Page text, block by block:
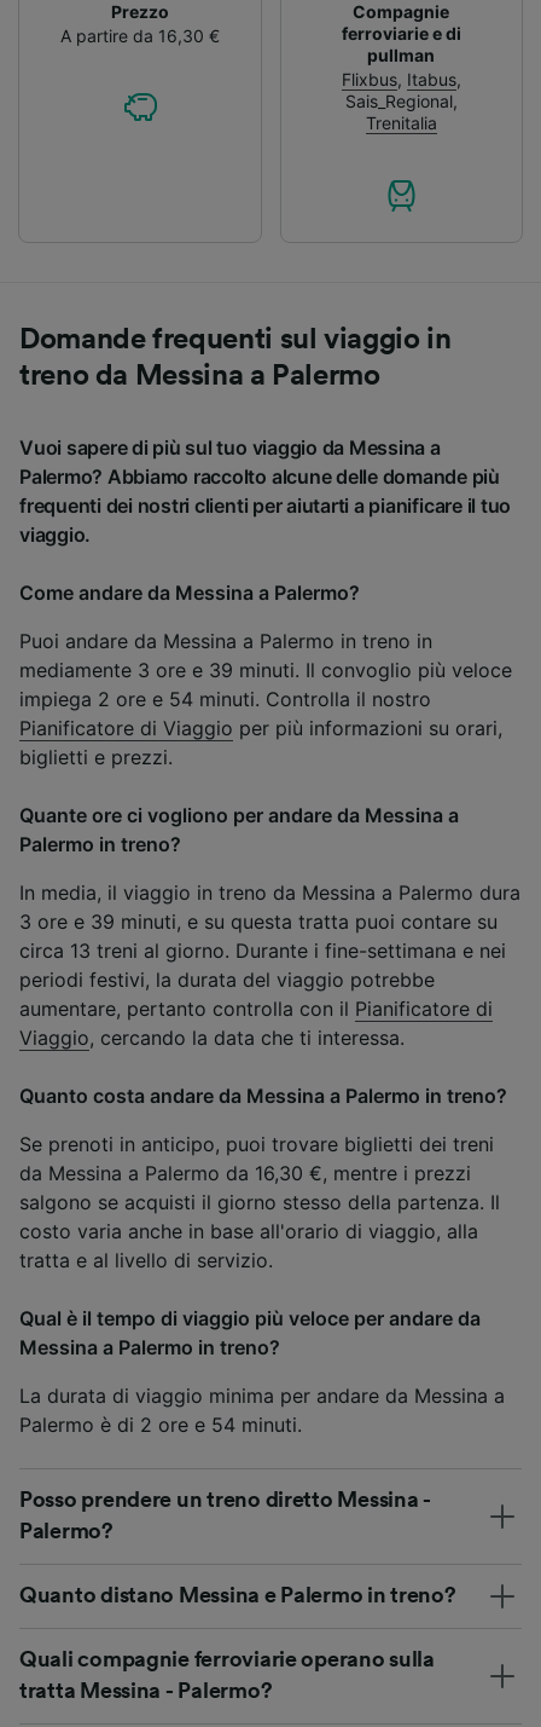
Prezzo
A partire da 16,30 €
Compagnie
ferroviarie e di
pullman
Flixbus, Itabus,
Sais_Regional,
Trenitalia
Domande frequenti sul viaggio in
treno da Messina a Palermo
Vuoi sapere di più sul tuo viaggio da Messina a
Palermo? Abbiamo raccolto alcune delle domande più
frequenti dei nostri clienti per aiutarti a pianificare il tuo
viaggio.
Come andare da Messina a Palermo?
Puoi andare da Messina a Palermo in treno in
mediamente 3 ore e 39 minuti. Il convoglio più veloce
impiega 2 ore e 54 minuti. Controlla il nostro
Pianificatore di Viaggio per più informazioni su orari,
biglietti e prezzi.
Quante ore ci vogliono per andare da Messina a
Palermo in treno?
In media, il viaggio in treno da Messina a Palermo dura
3 ore e 39 minuti, e su questa tratta puoi contare su
circa 13 treni al giorno. Durante i fine-settimana e nei
periodi festivi, la durata del viaggio potrebbe
aumentare, pertanto controlla con il Pianificatore di
Viaggio, cercando la data che ti interessa.
Quanto costa andare da Messina a Palermo in treno?
Se prenoti in anticipo, puoi trovare biglietti dei treni
da Messina a Palermo da 16,30 €, mentre i prezzi
salgono se acquisti il giorno stesso della partenza. Il
costo varia anche in base all'orario di viaggio, alla
tratta e al livello di servizio.
Qual è il tempo di viaggio più veloce per andare da
Messina a Palermo in treno?
La durata di viaggio minima per andare da Messina a
Palermo è di 2 ore e 54 minuti.
Posso prendere un treno diretto Messina -
Palermo?
Quanto distano Messina e Palermo in treno?
Quali compagnie ferroviarie operano sulla
tratta Messina - Palermo?